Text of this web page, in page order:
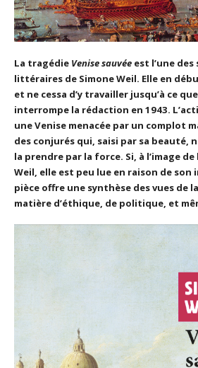
La tragédie Venise sauvée est l’une
littéraires de Simone Weil. Elle en
et ne cessa d’y travailler jusqu’à ce
interrompe la rédaction en 1943.
une Venise menacée par un complot
des conjurés qui, saisi par sa beauté,
la prendre par la force. Si, à l’image
Weil, elle est peu lue en raison de son
pièce offre une synthèse des vues de
matière d’éthique, de politique, et